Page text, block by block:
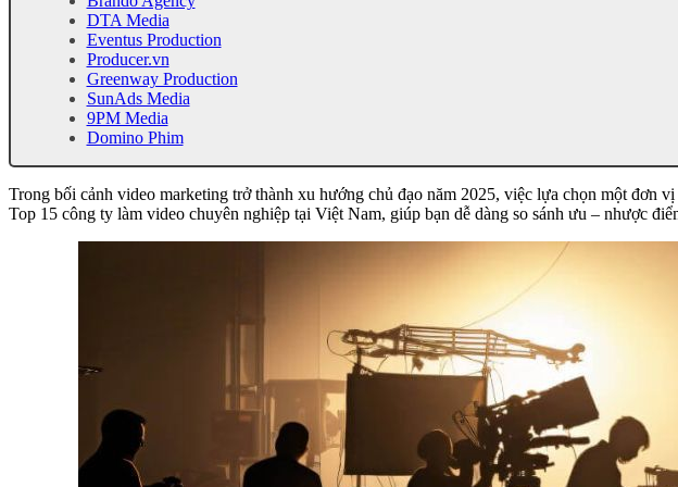
DTA Media
Eventus Production
Producer.vn
Greenway Production
SunAds Media
9PM Media
Domino Phim
Trong bối cảnh video marketing trở thành xu hướng chủ đạo năm 2025, việc lựa chọn một đơn
Top 15 công ty làm video chuyên nghiệp tại Việt Nam, giúp bạn dễ dàng so sánh ưu – nhược